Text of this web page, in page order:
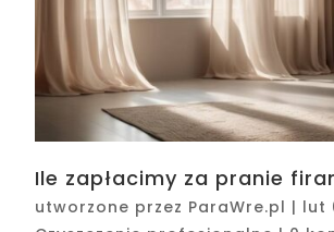
Ile zapłacimy za pranie
utworzone przez ParaWre.pl | lut